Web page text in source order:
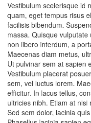
Vestibulum scelerisque id
quam, eget tempus risus
facilisis bibendum.
massa. Quisque
non libero interdum, a
Maecenas diam metus,
Ut pulvinar sem at sapien
Vestibulum placerat
sem, vel luctus lorem.
efficitur. In lacus tellus,
ultricies nibh. Etiam at
Sed sem dolor, lacinia